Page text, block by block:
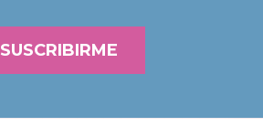
SUSCRIBIRME